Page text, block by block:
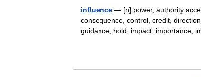
influence — [n] power, authority
consequence, control, credit,
guidance, hold, impact,